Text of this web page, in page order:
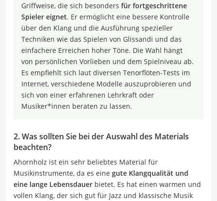
Griffweise, die sich besonders für fortgeschrittene
Spieler eignet. Er ermöglicht eine bessere Kontrolle
über den Klang und die Ausführung spezieller
Techniken wie das Spielen von Glissandi und das
einfachere Erreichen hoher Töne. Die Wahl hängt
von persönlichen Vorlieben und dem Spielniveau ab.
Es empfiehlt sich laut diversen Tenorflöten-Tests im
Internet, verschiedene Modelle auszuprobieren und
sich von einer erfahrenen Lehrkraft oder
Musiker*innen beraten zu lassen.
2. Was sollten Sie bei der Auswahl des Materials
beachten?
Ahornholz ist ein sehr beliebtes Material für
Musikinstrumente, da es eine gute Klangqualität und
eine lange Lebensdauer bietet. Es hat einen warmen und
vollen Klang, der sich gut für Jazz und klassische Musik